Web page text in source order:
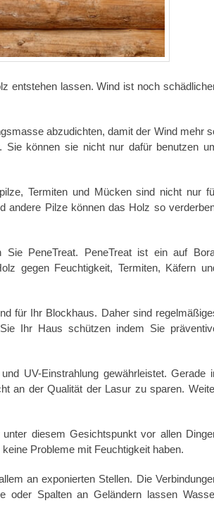
entstehen lassen. Wind ist noch
abzudichten, damit der Wind mehr
Sie können sie nicht nur dafür benutzen
Termiten und Mücken sind nicht nur
andere Pilze können das Holz so
PeneTreat. PeneTreat ist ein auf
gegen Feuchtigkeit, Termiten, Käfern
für Ihr Blockhaus. Daher sind
Ihr Haus schützen indem Sie
UV-Einstrahlung gewährleistet. Gerade
an der Qualität der Lasur zu sparen.
diesem Gesichtspunkt vor allen
Probleme mit Feuchtigkeit haben.
an exponierten Stellen. Die
oder Spalten an Geländern lassen